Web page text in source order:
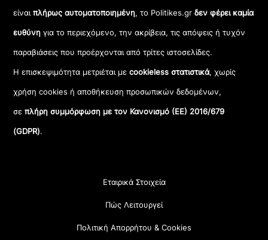
είναιπλήρως αυτοματοποιημένη, το Politikes.grδεν φέρει καμία
ευθύνη για το περιεχόμενο, την ακρίβεια, τις απόψεις ή τυχόν
παραβιάσεις που προέρχονται από τρίτες ιστοσελίδες.
Η επισκεψιμότητα μετριέται μεcookieless στατιστικά, χωρίς
χρήση cookies ή αποθήκευση προσωπικών δεδομένων,
σεπλήρη συμμόρφωση με τον Κανονισμό (ΕΕ) 2016/679
(GDPR).
Εταιρικά Στοιχεία
Πώς Λειτουργεί
Πολιτική Απορρήτου & Cookies